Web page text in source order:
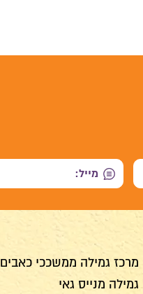
מרכז גמילה ממשככי כאבים
גמילה מנייס גאי